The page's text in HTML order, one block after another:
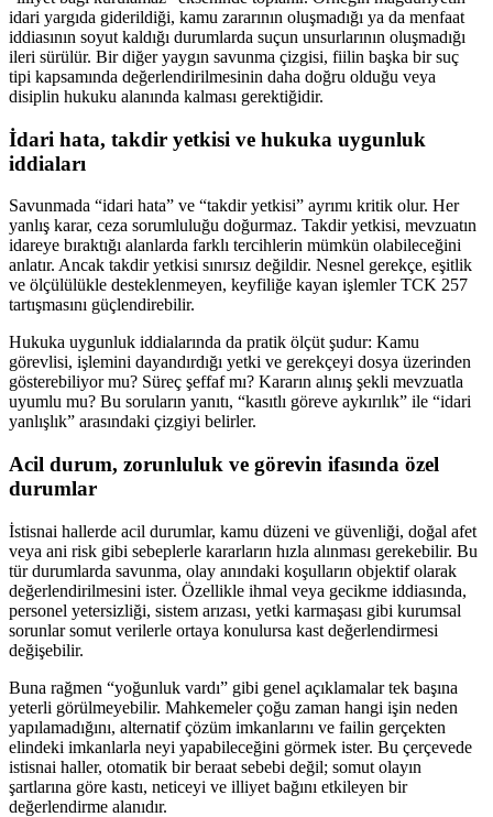
idari yargıda giderildiği, kamu zararının oluşmadığı ya da menfaat
iddiasının soyut kaldığı durumlarda suçun unsurlarının oluşmadığı
ileri sürülür. Bir diğer yaygın savunma çizgisi, fiilin başka bir suç
tipi kapsamında değerlendirilmesinin daha doğru olduğu veya
disiplin hukuku alanında kalması gerektiğidir.
İdari hata, takdir yetkisi ve hukuka uygunluk
iddiaları
Savunmada “idari hata” ve “takdir yetkisi” ayrımı kritik olur. Her
yanlış karar, ceza sorumluluğu doğurmaz. Takdir yetkisi, mevzuatın
idareye bıraktığı alanlarda farklı tercihlerin mümkün olabileceğini
anlatır. Ancak takdir yetkisi sınırsız değildir. Nesnel gerekçe, eşitlik
ve ölçülülükle desteklenmeyen, keyfiliğe kayan işlemler TCK 257
tartışmasını güçlendirebilir.
Hukuka uygunluk iddialarında da pratik ölçüt şudur: Kamu
görevlisi, işlemini dayandırdığı yetki ve gerekçeyi dosya üzerinden
gösterebiliyor mu? Süreç şeffaf mı? Kararın alınış şekli mevzuatla
uyumlu mu? Bu soruların yanıtı, “kasıtlı göreve aykırılık” ile “idari
yanlışlık” arasındaki çizgiyi belirler.
Acil durum, zorunluluk ve görevin ifasında özel
durumlar
İstisnai hallerde acil durumlar, kamu düzeni ve güvenliği, doğal afet
veya ani risk gibi sebeplerle kararların hızla alınması gerekebilir. Bu
tür durumlarda savunma, olay anındaki koşulların objektif olarak
değerlendirilmesini ister. Özellikle ihmal veya gecikme iddiasında,
personel yetersizliği, sistem arızası, yetki karmaşası gibi kurumsal
sorunlar somut verilerle ortaya konulursa kast değerlendirmesi
değişebilir.
Buna rağmen “yoğunluk vardı” gibi genel açıklamalar tek başına
yeterli görülmeyebilir. Mahkemeler çoğu zaman hangi işin neden
yapılamadığını, alternatif çözüm imkanlarını ve failin gerçekten
elindeki imkanlarla neyi yapabileceğini görmek ister. Bu çerçevede
istisnai haller, otomatik bir beraat sebebi değil; somut olayın
şartlarına göre kastı, neticeyi ve illiyet bağını etkileyen bir
değerlendirme alanıdır.